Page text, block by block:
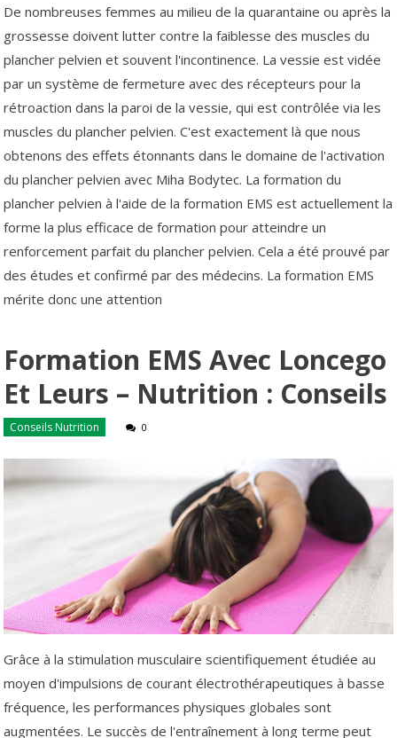
De nombreuses femmes au milieu de la quarantaine ou après la
grossesse doivent lutter contre la faiblesse des muscles du
plancher pelvien et souvent l'incontinence. La vessie est vidée
par un système de fermeture avec des récepteurs pour la
rétroaction dans la paroi de la vessie, qui est contrôlée via les
muscles du plancher pelvien. C'est exactement là que nous
obtenons des effets étonnants dans le domaine de l'activation
du plancher pelvien avec Miha Bodytec. La formation du
plancher pelvien à l'aide de la formation EMS est actuellement la
forme la plus efficace de formation pour atteindre un
renforcement parfait du plancher pelvien. Cela a été prouvé par
des études et confirmé par des médecins. La formation EMS
mérite donc une attention
Formation EMS Avec Loncego
Et Leurs – Nutrition : Conseils
Conseils Nutrition 0
Grâce à la stimulation musculaire scientifiquement étudiée au
moyen d'impulsions de courant électrothérapeutiques à basse
fréquence, les performances physiques globales sont
augmentées. Le succès de l'entraînement à long terme peut